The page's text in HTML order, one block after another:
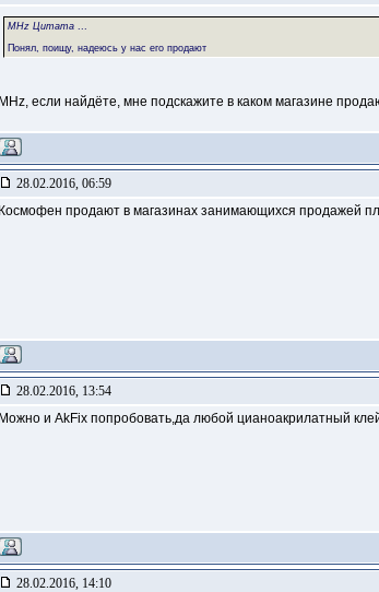
MHz Цитата ...
Понял, поищу, надеюсь у нас его продают
MHz, если найдёте, мне подскажите в каком магазине
28.02.2016, 06:59
Космофен продают в магазинах занимающихся продажей
28.02.2016, 13:54
Можно и AkFix попробовать,да любой цианоакрилатный
28.02.2016, 14:10